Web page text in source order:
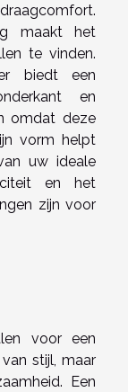
maakt het
te vinden.
biedt een
en
omdat deze
vorm helpt
uw ideale
en het
zijn voor
voor een
stijl, maar
Een